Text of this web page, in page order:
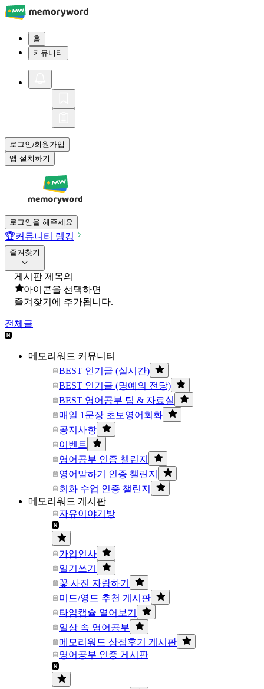
홈
커뮤니티
로그인/회원가입
앱 설치하기
로그인을 해주세요
🏆커뮤니티 랭킹
즐겨찾기
게시판 제목의
아이콘을 선택하면
즐겨찾기에 추가됩니다.
전체글
메모리워드 커뮤니티
BEST 인기글 (실시간)
BEST 인기글 (명예의 전당)
BEST 영어공부 팁 & 자료실
매일 1문장 초보영어회화
공지사항
이벤트
영어공부 인증 챌린지
영어말하기 인증 챌린지
회화 수업 인증 챌린지
메모리워드 게시판
자유이야기방
가입인사
일기쓰기
꽃 사진 자랑하기
미드/영드 추천 게시판
타임캡슐 열어보기
일상 속 영어공부
메모리워드 상점후기 게시판
영어공부 인증 게시판